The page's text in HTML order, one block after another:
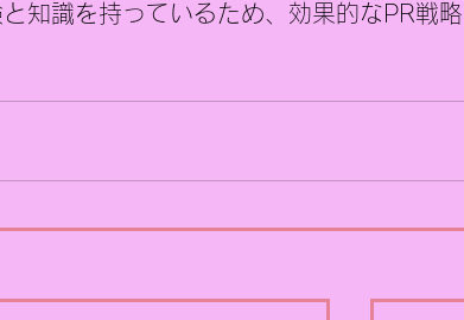
知識を持っているため、効果的なPR戦